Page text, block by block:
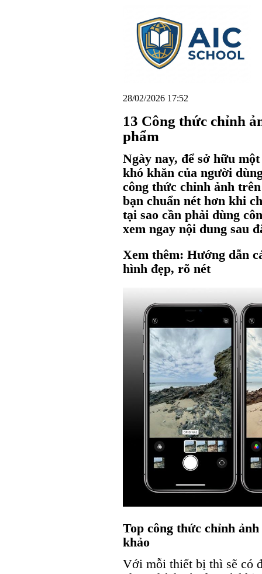
28/02/2026 17:52
13 Công thức chỉnh
phẩm
Ngày nay, để sở hữu
khó khăn của người
công thức chỉnh ảnh
bạn chuẩn nét hơn khi
tại sao cần phải dùng
xem ngay nội dung sau
Xem thêm: Hướng dẫn
hình đẹp, rõ nét
Top công thức chỉnh
khảo
Với mỗi thiết bị thì sẽ có